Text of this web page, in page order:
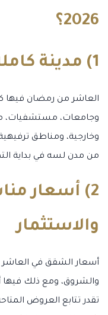
2026؟
1) مدينة كاملة الخدمات
العاشر من رمضان فيها
وجامعات، مستشفيات،
وخارجية، ومناطق
من مدن لسه في بداية
2) أسعار
والاستثمار
أسعار الشقق في العاشر
والشروق، ومع ذلك فيها
تقدر تتابع العروض